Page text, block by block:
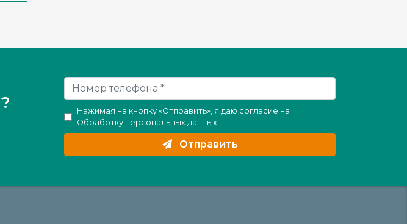
Нажимая на кнопку «Отправить», я даю согласие на
Обработку персональных данных.
Отправить